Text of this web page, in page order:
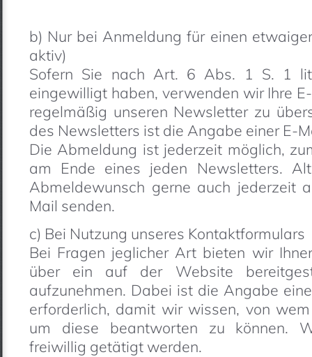
b) Nur bei Anmeldung für einen
aktiv)
Sofern Sie nach Art. 6 Abs. 1 S. 1
eingewilligt haben, verwenden wir Ihre
regelmäßig unseren Newsletter zu
des Newsletters ist die Angabe einer E-
Die Abmeldung ist jederzeit möglich,
am Ende eines jeden Newsletters.
Abmeldewunsch gerne auch jederzeit
Mail senden.
c) Bei Nutzung unseres Kontaktformulars
Bei Fragen jeglicher Art bieten wir
über ein auf der Website
aufzunehmen. Dabei ist die Angabe
erforderlich, damit wir wissen, von
um diese beantworten zu können.
freiwillig getätigt werden.